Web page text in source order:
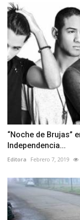
“Noche de Brujas”
Independencia...
Editora Febrero 7, 2019